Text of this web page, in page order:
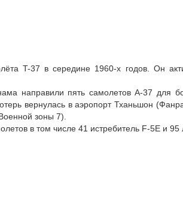
T-37 в середине 1960-х годов. Он
направили пять самолетов A-37 для
вернулась в аэропорт Тханьшон
зоны 7).
в том числе 41 истребитель F-5E и 95